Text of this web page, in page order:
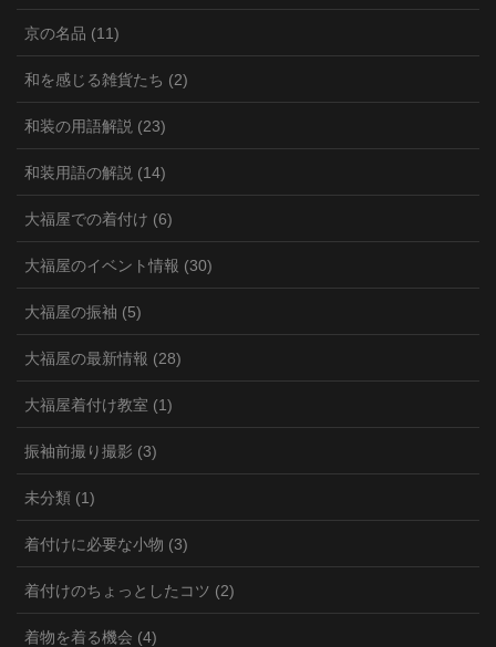
京の名品 (11)
和を感じる雑貨たち (2)
和装の用語解説 (23)
和装用語の解説 (14)
大福屋での着付け (6)
大福屋のイベント情報 (30)
大福屋の振袖 (5)
大福屋の最新情報 (28)
大福屋着付け教室 (1)
振袖前撮り撮影 (3)
未分類 (1)
着付けに必要な小物 (3)
着付けのちょっとしたコツ (2)
着物を着る機会 (4)